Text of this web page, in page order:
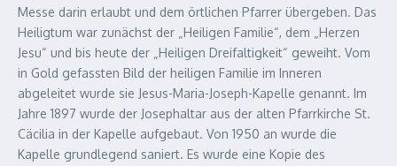
Messe darin erlaubt und dem örtlichen Pfarrer übergeben. Das
Heiligtum war zunächst der „Heiligen Familie“, dem „Herzen
Jesu“ und bis heute der „Heiligen Dreifaltigkeit“ geweiht. Vom
in Gold gefassten Bild der heiligen Familie im Inneren
abgeleitet wurde sie Jesus-Maria-Joseph-Kapelle genannt. Im
Jahre 1897 wurde der Josephaltar aus der alten Pfarrkirche St.
Cäcilia in der Kapelle aufgebaut. Von 1950 an wurde die
Kapelle grundlegend saniert. Es wurde eine Kopie des